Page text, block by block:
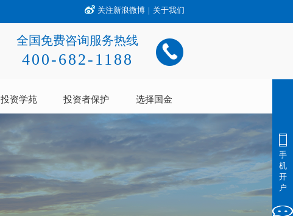
关注新浪微博 | 关于我们
全国免费咨询服务热线
400-682-1188
投资学苑 投资者保护 选择国金
手
机
开
户